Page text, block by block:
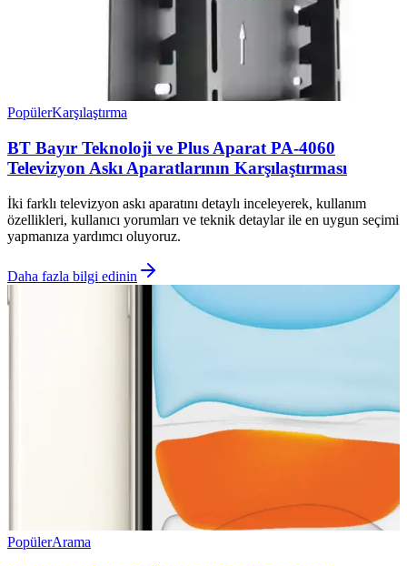
PopülerKarşılaştırma
BT Bayır Teknoloji ve Plus Aparat PA-4060
Televizyon Askı Aparatlarının Karşılaştırması
İki farklı televizyon askı aparatını detaylı inceleyerek, kullanım
özellikleri, kullanıcı yorumları ve teknik detaylar ile en uygun seçimi
yapmanıza yardımcı oluyoruz.
Daha fazla bilgi edinin
PopülerArama